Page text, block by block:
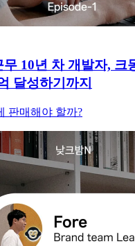
10년 차 개발자, 크
달성하기까지
판매해야 할까?